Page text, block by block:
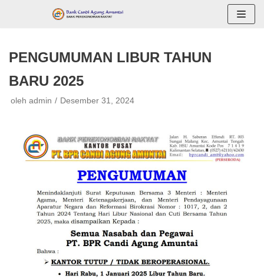
PENGUMUMAN LIBUR TAHUN
BARU 2025
oleh admin Desember 31, 2024